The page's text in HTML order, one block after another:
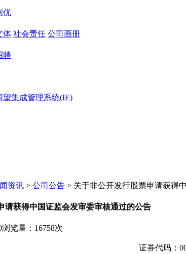
优
体 社会责任 公司画册
聘
望集成管理系统(IE)
资讯 > 公司公告 > 关于非公开发行股票申请获得
请获得中国证监会发审委审核通过的公告
浏览量：16758次
证券代码：